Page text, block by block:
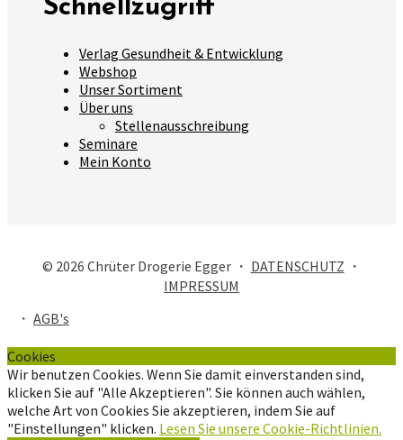
Schnellzugriff
Verlag Gesundheit & Entwicklung
Webshop
Unser Sortiment
Über uns
Stellenausschreibung
Seminare
Mein Konto
© 2026 Chrüter Drogerie Egger ・ DATENSCHUTZ ・
IMPRESSUM
・ AGB's
Cookies
Wir benutzen Cookies. Wenn Sie damit einverstanden sind,
klicken Sie auf "Alle Akzeptieren". Sie können auch wählen,
welche Art von Cookies Sie akzeptieren, indem Sie auf
"Einstellungen" klicken. Lesen Sie unsere Cookie-Richtlinien.